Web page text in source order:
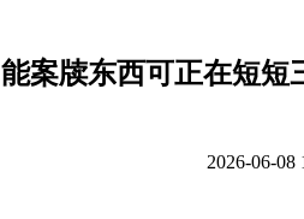
能案牍东西可正在短短
2026-06-08